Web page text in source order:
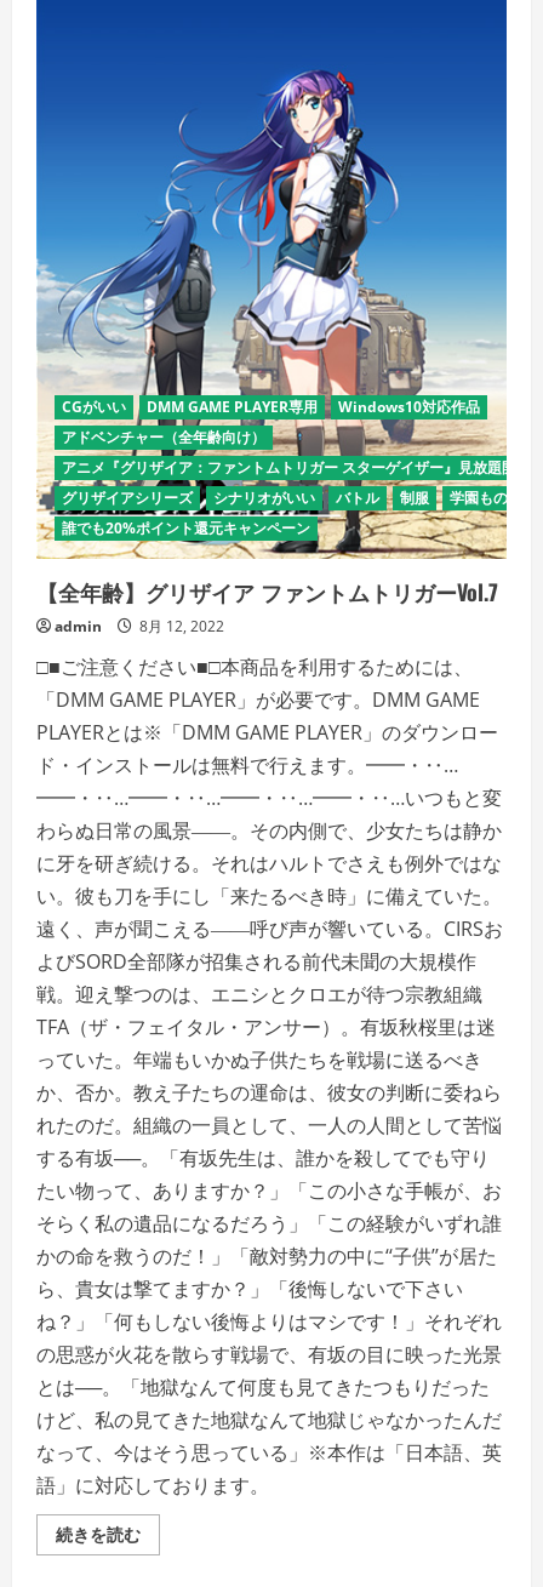
CGがいい DMM GAME PLAYER専用
Windows10対応作品
アドベンチャー（全年齢向け）
アニメ『グリザイア：ファントムトリガー スターゲイザー』見放題開始
グリザイアシリーズ
シナリオがいい バトル 制服 学園もの
誰でも20%ポイント還元キャンペーン
【全年齢】グリザイア ファントムトリガーVol.7
admin 8月 12, 2022
□■ご注意ください■□本商品を利用するためには、
「DMM GAME PLAYER」が必要です。DMM GAME
PLAYERとは※「DMM GAME PLAYER」のダウンロー
ド・インストールは無料で行えます。━━・‥…
━━・‥…━━・‥…━━・‥…━━・‥…いつもと変
わらぬ日常の風景――。その内側で、少女たちは静か
に牙を研ぎ続ける。それはハルトでさえも例外ではな
い。彼も刀を手にし「来たるべき時」に備えていた。
遠く、声が聞こえる――呼び声が響いている。CIRSお
よびSORD全部隊が招集される前代未聞の大規模作
戦。迎え撃つのは、エニシとクロエが待つ宗教組織
TFA（ザ・フェイタル・アンサー）。有坂秋桜里は迷
っていた。年端もいかぬ子供たちを戦場に送るべき
か、否か。教え子たちの運命は、彼女の判断に委ねら
れたのだ。組織の一員として、一人の人間として苦悩
する有坂──。「有坂先生は、誰かを殺してでも守り
たい物って、ありますか？」「この小さな手帳が、お
そらく私の遺品になるだろう」「この経験がいずれ誰
かの命を救うのだ！」「敵対勢力の中に‘‘子供’’が居た
ら、貴女は撃てますか？」「後悔しないで下さい
ね？」「何もしない後悔よりはマシです！」それぞれ
の思惑が火花を散らす戦場で、有坂の目に映った光景
とは──。「地獄なんて何度も見てきたつもりだった
けど、私の見てきた地獄なんて地獄じゃなかったんだ
なって、今はそう思っている」※本作は「日本語、英
語」に対応しております。
続きを読む【全
年